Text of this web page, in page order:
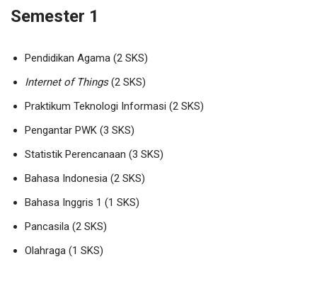
Semester 1
Pendidikan Agama (2 SKS)
Internet of Things(2 SKS)
Praktikum Teknologi Informasi (2 SKS)
Pengantar PWK (3 SKS)
Statistik Perencanaan (3 SKS)
Bahasa Indonesia (2 SKS)
Bahasa Inggris 1 (1 SKS)
Pancasila (2 SKS)
Olahraga (1 SKS)